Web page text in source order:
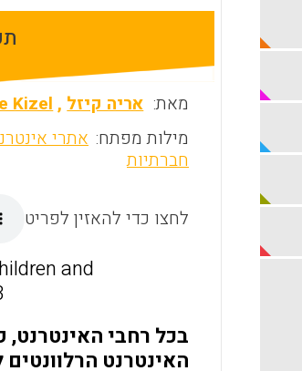
מאת: אריה קיזל,
Kizel
מילות מפתח: אתרי
חברתיות
לחצו כדי להאזין לפריט
and
בכל רחבי האינטרנט,
האינטרנט